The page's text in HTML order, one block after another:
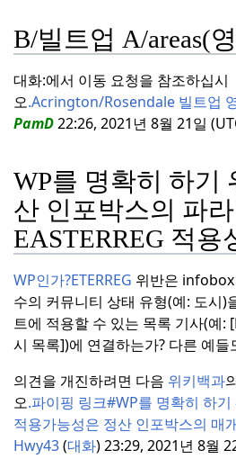
B/빌트업 A/areas(
대화:에서 이동 요청을 참조하십시
오.Acrington/Rosendale 빌트업
PamD22:26, 2021년 8월 21일
WP를 명확히 하기
산 인포박스의 파
EASTERREG 적용
WP인가?ETERREG 위반은
수의 커뮤니티 상태 유형(예: 도시)
트에 적용할 수 있는 목록 기사(예
시 목록])에 연결하는가? 다른 예들
의견을 개진하려면 다음 위키백과
오.파이핑 링크#WP를 명확히 하기
적용가능성은 정산 인포박스의 매
Hwy43(대화) 23:29, 2021년 8월